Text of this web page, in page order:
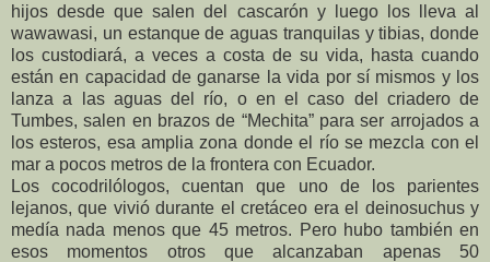
hijos desde que salen del cascarón y luego los lleva al
wawawasi, un estanque de aguas tranquilas y tibias, donde
los custodiará, a veces a costa de su vida, hasta cuando
están en capacidad de ganarse la vida por sí mismos y los
lanza a las aguas del río, o en el caso del criadero de
Tumbes, salen en brazos de “Mechita” para ser arrojados a
los esteros, esa amplia zona donde el río se mezcla con el
mar a pocos metros de la frontera con Ecuador.
Los cocodrilólogos, cuentan que uno de los parientes
lejanos, que vivió durante el cretáceo era el deinosuchus y
medía nada menos que 45 metros. Pero hubo también en
esos momentos otros que alcanzaban apenas 50